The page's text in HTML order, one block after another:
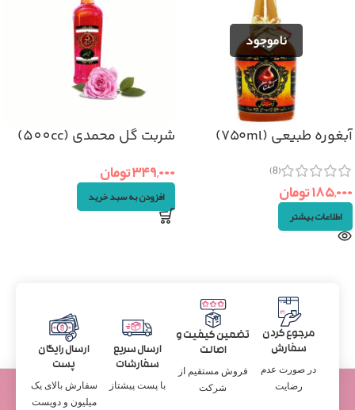
آبغوره طبیعی (۷۵۰ml)
(8)
۱۸۵,۰۰۰تومان
اطلاعات بیشتر
شربت گل محمدی (500cc)
۳۴۹,۰۰۰تومان
افزودن به سبد خرید
مرجوع کردن
سفارش
در صورت عدم
رضایت
تضمین کیفیت و
اصالت
فروش مستقیم از
شرکت
ارسال سریع
سفارشات
با پست پیشتاز
ارسال رایگان
پست
سفارش بالای یک
میلیون و دویست